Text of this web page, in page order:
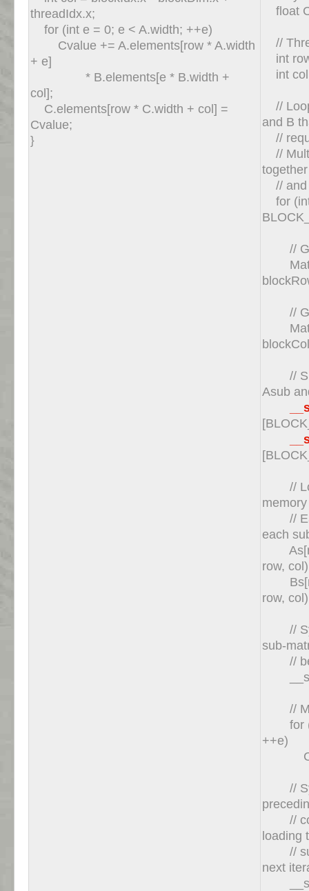
threadIdx.x;
for (int e = 0; e < A.width; ++e)
Cvalue += A.elements[row * A.width
+ e]
* B.elements[e * B.width +
col];
C.elements[row * C.width + col] =
Cvalue;
}
float
//
int
int col
//
and B
//
//
// and
for (int
// Get
// Get
//
Asub
//
//
each
row,
row,
//
sub-
//
//
for
++e)
//
//
loading
//
next